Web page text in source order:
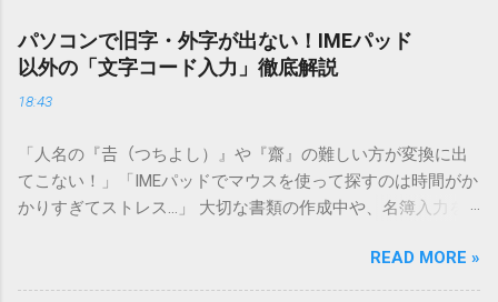
パソコンで旧字・外字が出ない！IMEパッド
以外の「文字コード入力」徹底解説
18:43
「人名の『𠮷（つちよし）』や『齋』の難しい方が変換に出
てこない！」「IMEパッドでマウスを使って探すのは時間がか
かりすぎてストレス…」 大切な書類の作成中や、名簿入力を
てしまいますよね。多くの人が「IMEパッド（手書き入力）」
を使いますが、実はマウスで一画ずつ書くのは非効率です
READ MORE »